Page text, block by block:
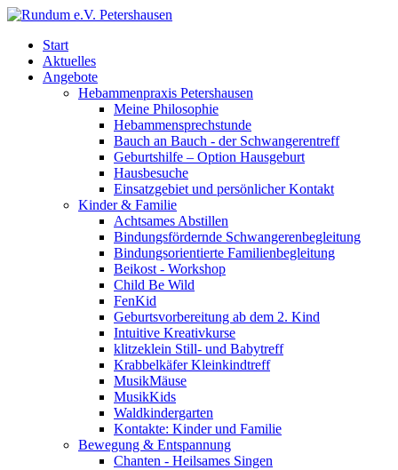
Start
Aktuelles
Angebote
Hebammenpraxis Petershausen
Meine Philosophie
Hebammensprechstunde
Bauch an Bauch - der Schwangerentreff
Geburtshilfe – Option Hausgeburt
Hausbesuche
Einsatzgebiet und persönlicher Kontakt
Kinder & Familie
Achtsames Abstillen
Bindungsfördernde Schwangerenbegleitung
Bindungsorientierte Familienbegleitung
Beikost - Workshop
Child Be Wild
FenKid
Geburtsvorbereitung ab dem 2. Kind
Intuitive Kreativkurse
klitzeklein Still- und Babytreff
Krabbelkäfer Kleinkindtreff
MusikMäuse
MusikKids
Waldkindergarten
Kontakte: Kinder und Familie
Bewegung & Entspannung
Chanten - Heilsames Singen